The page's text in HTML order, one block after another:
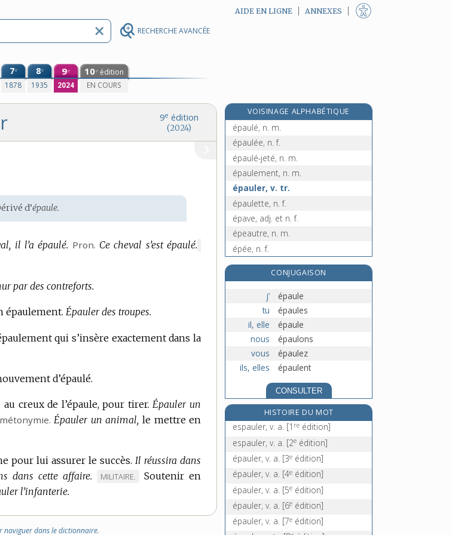
RECHERCHE AVANCÉE
AIDE EN LIGNE ANNEXES
7e
1878
8e
1935
9e
2024
10e édition
EN COURS
9e édition
(2024)
d’épaule.
il l’a épaulé. Pron. Ce cheval s’est épaulé.
DOMAINE
par des contreforts.
épaulement. Épauler des troupes.
qui s’insère exactement dans la
d’épaulé.
creux de l’épaule, pour tirer. Épauler un
Épauler un animal, le mettre en
pour lui assurer le succès. Il réussira dans
dans cette affaire.
MARQUE
MILITAIRE.
Soutenir en
l’infanterie.
naviguer dans le dictionnaire.
VOISINAGE ALPHABÉTIQUE
épaule, n. f.
épaulé, n. m.
épaulée, n. f.
épaulé-jeté, n. m.
épaulement, n. m.
épauler, v. tr.
épaulette, n. f.
épave, adj. et n. f.
épeautre, n. m.
épée, n. f.
épeiche, n. f.
épeichette, n. f.
épeire, n. f.
épeirogenèse, n. f.
épéiste, n.
CONJUGAISON
j’
épaule
tu
épaules
il, elle
épaule
nous
épaulons
vous
épaulez
ils, elles
épaulent
CONSULTER
HISTOIRE DU MOT
espauler, v. a. [1 re édition]
espauler, v. a. [2e édition]
épauler, v. a. [3e édition]
épauler, v. a. [4e édition]
épauler, v. a. [5e édition]
épauler, v. a. [6e édition]
épauler, v. a. [7e édition]